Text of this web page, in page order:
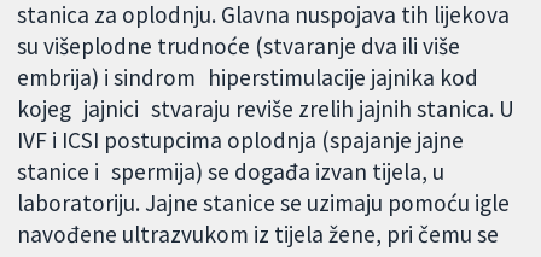
stanica za oplodnju. Glavna nuspojava tih lijekova
su višeplodne trudnoće (stvaranje dva ili više
embrija) i sindrom hiperstimulacije jajnika kod
kojeg jajnici stvaraju reviše zrelih jajnih stanica. U
IVF i ICSI postupcima oplodnja (spajanje jajne
stanice i spermija) se događa izvan tijela, u
laboratoriju. Jajne stanice se uzimaju pomoću igle
navođene ultrazvukom iz tijela žene, pri čemu se